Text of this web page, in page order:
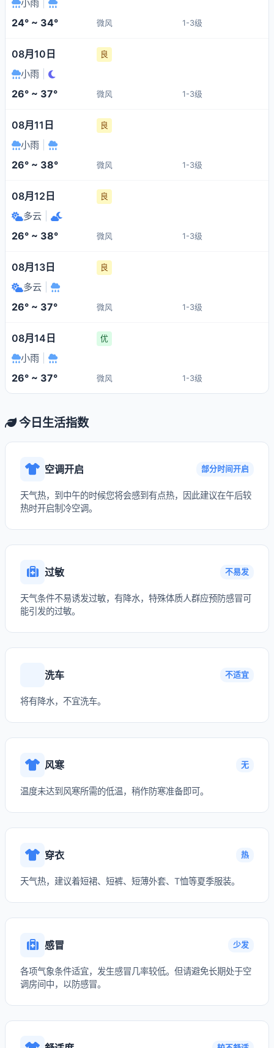
小雨
24° ~ 34° 微风 1-3级
08月10日 良
小雨
26° ~ 37° 微风 1-3级
08月11日 良
小雨
26° ~ 38° 微风 1-3级
08月12日 良
多云
26° ~ 38° 微风 1-3级
08月13日 良
多云
26° ~ 37° 微风 1-3级
08月14日 优
小雨
26° ~ 37° 微风 1-3级
今日生活指数
空调开启 部分时间开启
天气热，到中午的时候您将会感到有点热，因此建议在午后较
热时开启制冷空调。
过敏 不易发
天气条件不易诱发过敏，有降水，特殊体质人群应预防感冒可
能引发的过敏。
洗车 不适宜
将有降水，不宜洗车。
风寒 无
温度未达到风寒所需的低温，稍作防寒准备即可。
穿衣 热
天气热，建议着短裙、短裤、短薄外套、T恤等夏季服装。
感冒 少发
各项气象条件适宜，发生感冒几率较低。但请避免长期处于空
调房间中，以防感冒。